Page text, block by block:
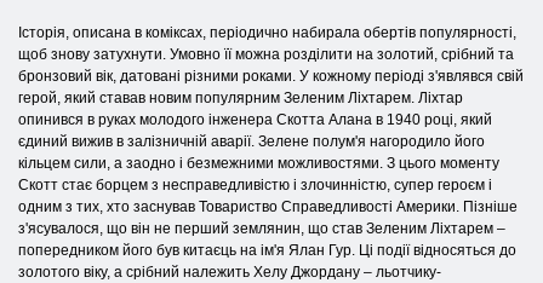
Історія, описана в коміксах, періодично набирала обертів популярності,
щоб знову затухнути. Умовно її можна розділити на золотий, срібний та
бронзовий вік, датовані різними роками. У кожному періоді з'являвся свій
герой, який ставав новим популярним Зеленим Ліхтарем. Ліхтар
опинився в руках молодого інженера Скотта Алана в 1940 році, який
єдиний вижив в залізничній аварії. Зелене полум'я нагородило його
кільцем сили, а заодно і безмежними можливостями. З цього моменту
Скотт стає борцем з несправедливістю і злочинністю, супер героєм і
одним з тих, хто заснував Товариство Справедливості Америки. Пізніше
з'ясувалося, що він не перший землянин, що став Зеленим Ліхтарем –
попередником його був китаєць на ім'я Ялан Гур. Ці події відносяться до
золотого віку, а срібний належить Хелу Джордану – льотчику-